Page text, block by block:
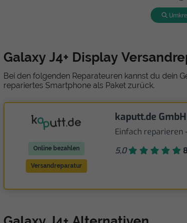
Galaxy J4+ Display
Bei den folgenden Reparateuren kannst du dein
repariertes Smartphone als Paket zurück.
Online bezahlen
Versandreparatur
kaputt.de GmbH
Einfach reparieren
5,0
8